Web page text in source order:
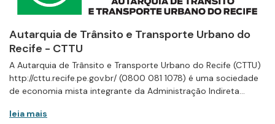
Autarquia de Trânsito e Transporte Urbano do
Recife - CTTU
A Autarquia de Trânsito e Transporte Urbano do Recife (CTTU)
http://cttu.recife.pe.gov.br/ (0800 081 1078) é uma sociedade
de economia mista integrante da Administração Indireta...
leia mais